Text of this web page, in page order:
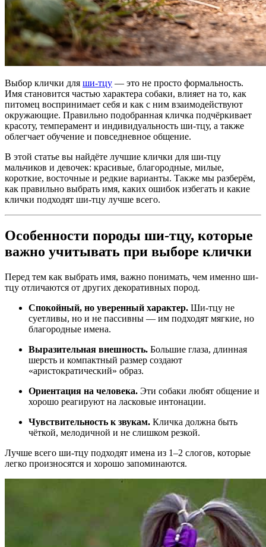
Выбор клички для ши-тцу — это не просто формальность.
Имя становится частью характера собаки, влияет на то, как
питомец воспринимает себя и как с ним взаимодействуют
окружающие. Правильно подобранная кличка подчёркивает
красоту, темперамент и индивидуальность ши-тцу, а также
облегчает обучение и повседневное общение.
В этой статье вы найдёте лучшие клички для ши-тцу
мальчиков и девочек: красивые, благородные, милые,
короткие, восточные и редкие варианты. Также мы разберём,
как правильно выбрать имя, каких ошибок избегать и какие
клички подходят ши-тцу лучше всего.
Особенности породы ши-тцу, которые
важно учитывать при выборе клички
Перед тем как выбрать имя, важно понимать, чем именно ши-
тцу отличаются от других декоративных пород.
Спокойный, но уверенный характер. Ши-тцу не
суетливы, но и не пассивны — им подходят мягкие, но
благородные имена.
Выразительная внешность. Большие глаза, длинная
шерсть и компактный размер создают
«аристократический» образ.
Ориентация на человека. Эти собаки любят общение и
хорошо реагируют на ласковые интонации.
Чувствительность к звукам. Кличка должна быть
чёткой, мелодичной и не слишком резкой.
Лучше всего ши-тцу подходят имена из 1–2 слогов, которые
легко произносятся и хорошо запоминаются.